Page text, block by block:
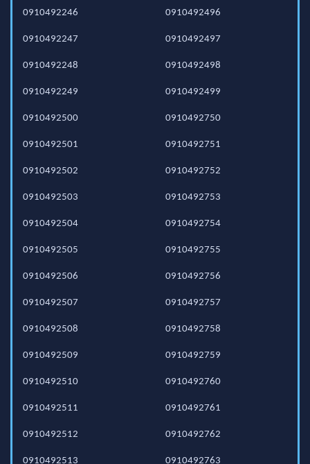
0910492246
0910492247
0910492248
0910492249
0910492496
0910492497
0910492498
0910492499
0910492500
0910492501
0910492502
0910492503
0910492504
0910492505
0910492506
0910492507
0910492508
0910492509
0910492510
0910492511
0910492512
0910492513
0910492750
0910492751
0910492752
0910492753
0910492754
0910492755
0910492756
0910492757
0910492758
0910492759
0910492760
0910492761
0910492762
0910492763